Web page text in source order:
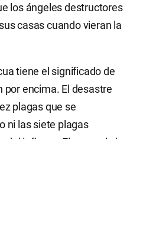
los ángeles destructores
casas cuando vieran la
tiene el significado de
por encima. El desastre
plagas que se
ni las siete plagas
del infierno. El pan y el vino